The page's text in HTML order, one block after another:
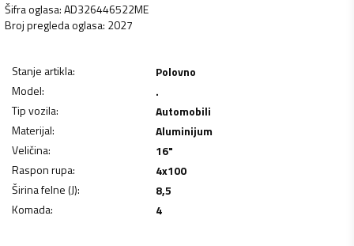
Šifra oglasa:AD326446522ME
Broj pregleda oglasa: 2027
Stanje artikla:
Polovno
Model:
.
Tip vozila:
Automobili
Materijal:
Aluminijum
Veličina:
16"
Raspon rupa:
4x100
Širina felne (J):
8,5
Komada: 4